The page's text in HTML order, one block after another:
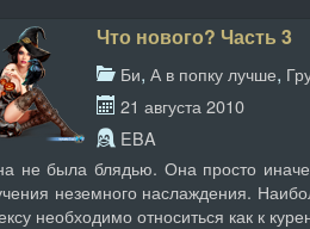
Что нового? Часть 3
Би, А в попку лучше,
21 августа 2010
EBA
не была блядью. Она просто
неземного наслаждения.
необходимо относиться как к